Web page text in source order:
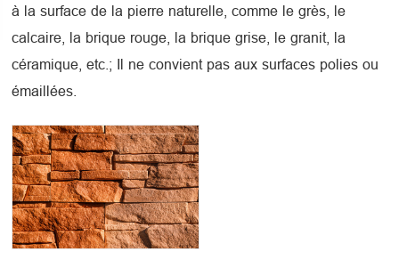
à la surface de la pierre naturelle, comme le grès, le
calcaire, la brique rouge, la brique grise, le granit, la
céramique, etc.; Il ne convient pas aux surfaces polies ou
émaillées.